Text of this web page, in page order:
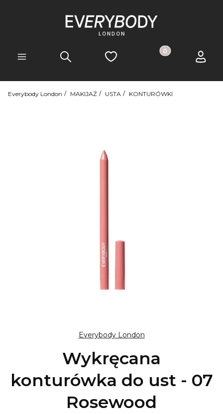
Menu Szukaj Ulubione Produkty w
Koszyk Zaloguj
Everybody London MAKIJAŻ USTA KONTURÓWKI
Everybody London
Wykręcana
konturówka do ust - 07
Rosewood